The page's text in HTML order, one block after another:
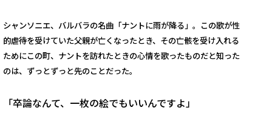
シャンソニエ、バルバラの名曲「ナントに雨が降る」。この歌が性
的虐待を受けていた父親が亡くなったとき、その亡骸を受け入れる
ためにこの町、ナントを訪れたときの心情を歌ったものだと知った
のは、ずっとずっと先のことだった。
「卒論なんて、一枚の絵でもいいんですよ」